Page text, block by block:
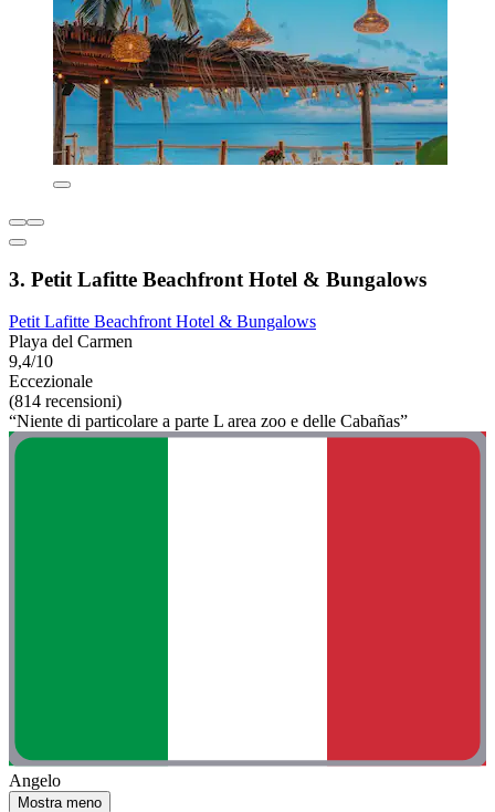
3. Petit Lafitte Beachfront Hotel & Bungalows
Petit Lafitte Beachfront Hotel & Bungalows
Playa del Carmen
9,4/10
Eccezionale
(814 recensioni)
“Niente di particolare a parte L area zoo e delle Cabañas”
Angelo
Mostra meno